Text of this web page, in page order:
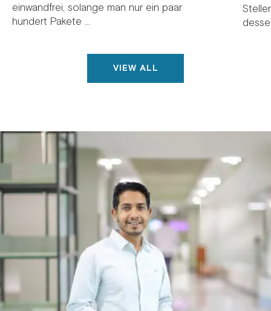
einwandfrei, solange man nur ein paar
hundert Pakete ...
VIEW ALL